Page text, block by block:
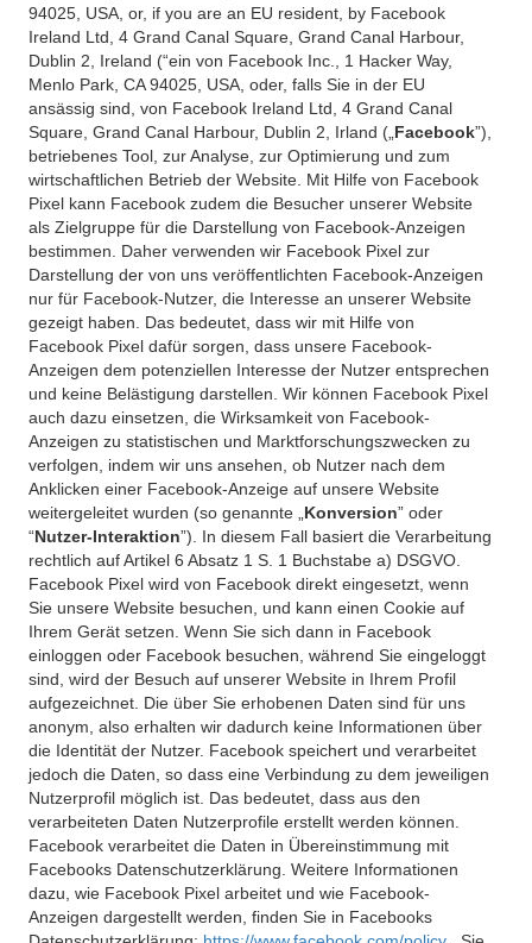
94025, USA, or, if you are an EU resident, by Facebook
Ireland Ltd, 4 Grand Canal Square, Grand Canal Harbour,
Dublin 2, Ireland (“ein von Facebook Inc., 1 Hacker Way,
Menlo Park, CA 94025, USA, oder, falls Sie in der EU
ansässig sind, von Facebook Ireland Ltd, 4 Grand Canal
Square, Grand Canal Harbour, Dublin 2, Irland („ Facebook”),
betriebenes Tool, zur Analyse, zur Optimierung und zum
wirtschaftlichen Betrieb der Website. Mit Hilfe von Facebook
Pixel kann Facebook zudem die Besucher unserer Website
als Zielgruppe für die Darstellung von Facebook-Anzeigen
bestimmen. Daher verwenden wir Facebook Pixel zur
Darstellung der von uns veröffentlichten Facebook-Anzeigen
nur für Facebook-Nutzer, die Interesse an unserer Website
gezeigt haben. Das bedeutet, dass wir mit Hilfe von
Facebook Pixel dafür sorgen, dass unsere Facebook-
Anzeigen dem potenziellen Interesse der Nutzer entsprechen
und keine Belästigung darstellen. Wir können Facebook Pixel
auch dazu einsetzen, die Wirksamkeit von Facebook-
Anzeigen zu statistischen und Marktforschungszwecken zu
verfolgen, indem wir uns ansehen, ob Nutzer nach dem
Anklicken einer Facebook-Anzeige auf unsere Website
weitergeleitet wurden (so genannte „ Konversion” oder
“Nutzer-Interaktion”). In diesem Fall basiert die Verarbeitung
rechtlich auf Artikel 6 Absatz 1 S. 1 Buchstabe a) DSGVO.
Facebook Pixel wird von Facebook direkt eingesetzt, wenn
Sie unsere Website besuchen, und kann einen Cookie auf
Ihrem Gerät setzen. Wenn Sie sich dann in Facebook
einloggen oder Facebook besuchen, während Sie eingeloggt
sind, wird der Besuch auf unserer Website in Ihrem Profil
aufgezeichnet. Die über Sie erhobenen Daten sind für uns
anonym, also erhalten wir dadurch keine Informationen über
die Identität der Nutzer. Facebook speichert und verarbeitet
jedoch die Daten, so dass eine Verbindung zu dem jeweiligen
Nutzerprofil möglich ist. Das bedeutet, dass aus den
verarbeiteten Daten Nutzerprofile erstellt werden können.
Facebook verarbeitet die Daten in Übereinstimmung mit
Facebooks Datenschutzerklärung. Weitere Informationen
dazu, wie Facebook Pixel arbeitet und wie Facebook-
Anzeigen dargestellt werden, finden Sie in Facebooks